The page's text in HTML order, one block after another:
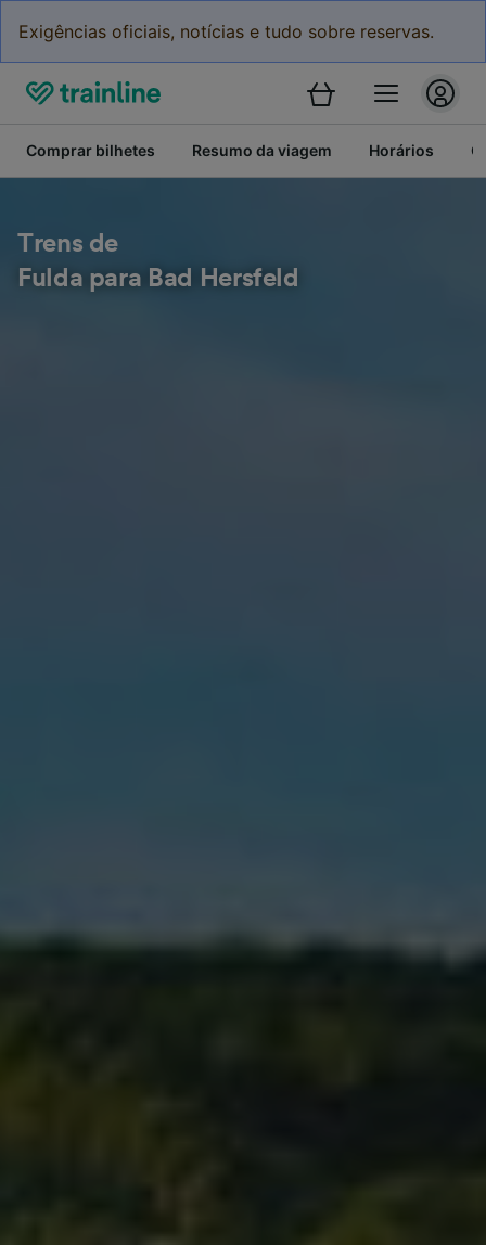
Exigências oficiais, notícias e tudo sobre reservas.
Comprar bilhetes Resumo da viagem Horários
Trens de
Fulda para Bad Hersfeld